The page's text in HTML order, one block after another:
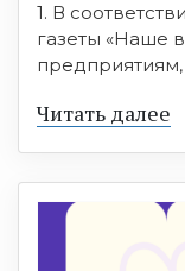
1. В
газеты «Наше
предприятиям,
Читать далее